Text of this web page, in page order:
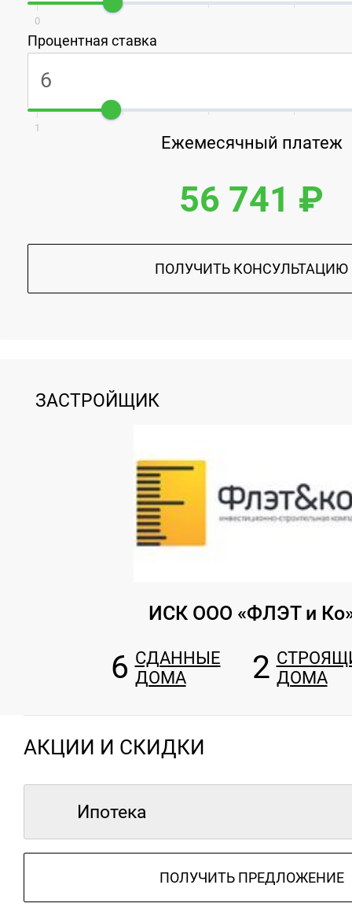
0
Процентная ставка
1
Ежемесячный платеж
56 741 ₽
ПОЛУЧИТЬ КОНСУЛЬТАЦИЮ
ЗАСТРОЙЩИК
ИСК ООО «ФЛЭТ и
6 СДАННЫЕ
ДОМА
2 ДОМА
АКЦИИ И СКИДКИ
Ипотека
ПОЛУЧИТЬ ПРЕДЛОЖЕНИЕ